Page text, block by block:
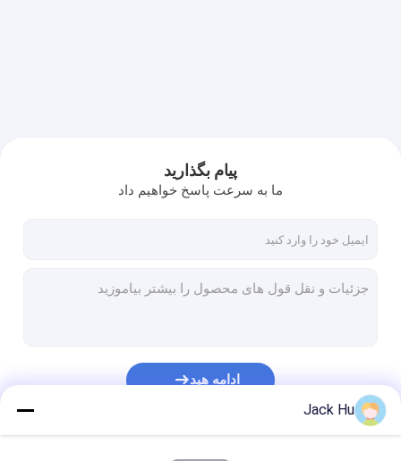
پیام بگذارید
ما به سرعت پاسخ خواهیم داد
ادامه هید
Jack Hu